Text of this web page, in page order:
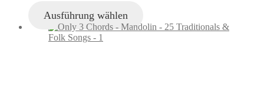
Ausführung wählen